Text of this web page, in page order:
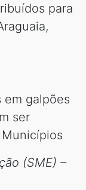
para
em galpões
ser
(SME) –